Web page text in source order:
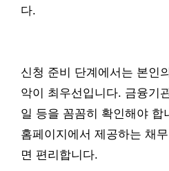
다.
신청 준비 단계에서는 본인
악이 최우선입니다. 금융기
일 등을 꼼꼼히 확인해야 합
홈페이지에서 제공하는 채
면 편리합니다.